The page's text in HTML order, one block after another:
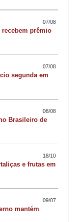
de volta e
do elenco. Vinicius
fisicamente,
(Strasbourg),
Todos
com nomes
Raphinha e Bruno
Dorival Júnior, 15
Beraldo, Danilo,
07/08
recebem prêmio
07/08
segunda em
08/08
Brasileiro de
18/10
e frutas em
09/07
mantém